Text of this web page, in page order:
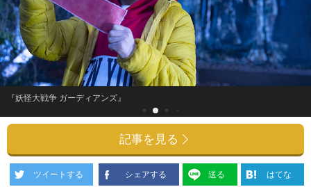
『妖怪大戦争 ガーディアンズ』
記事を見る
ツイートする シェアする 送る はてな